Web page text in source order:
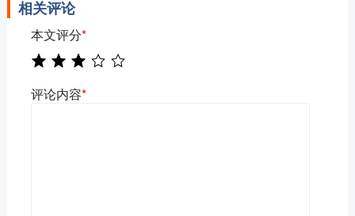
相关评论
本文评分*
评论内容*